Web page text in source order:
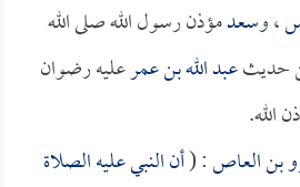
، وسعدمؤذن رسول الله صلى الله
حديثعبد الله بن عمرعليه رضوان
الله.
بن العاص: (أن النبي عليه الصلاة